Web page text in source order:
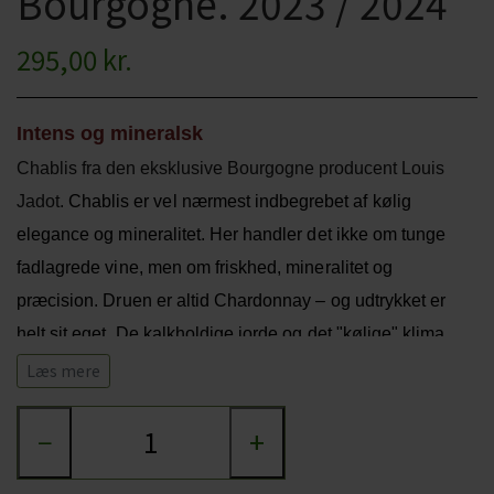
CHARDONNAY
PINOT NOIR
REFOSCO
RIESLING
SCHIOPPETINO
TONICS OG VAND
JUL OG GLØGG
PÅSKE
295,00 kr.
Intens og mineralsk
Chablis fra den eksklusive Bourgogne producent Louis
Jadot. Chablis er vel nærmest indbegrebet af kølig
elegance og mineralitet. Her handler det ikke om tunge
fadlagrede vine, men om friskhed, mineralitet og
præcision. Druen er altid Chardonnay – og udtrykket er
helt sit eget. De kalkholdige jorde og det "kølige" klima
giver vine med sprød syre, fine citrusnoter og en karakter,
Jadot er ingen undtagelse - en smuk, delikat og meget
Læs mere
− +